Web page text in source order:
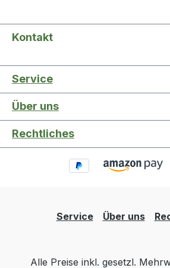
Kontakt
Service
Über uns
Rechtliches
Service Über uns
Alle Preise inkl. gesetzl.